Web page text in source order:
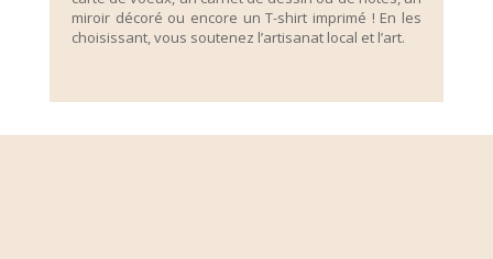
miroir décoré ou encore un T-shirt imprimé ! En les
choisissant, vous soutenez l’artisanat local et l’art.